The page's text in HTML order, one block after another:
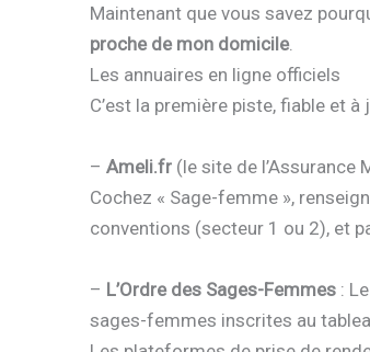
Maintenant que vous savez
proche de mon domicile.
Les annuaires en ligne officiels
C’est la première piste, fiable et à
– Ameli.fr (le site de l’Assurance
Cochez « Sage-femme »,
conventions (secteur 1 ou 2), et
– L’Ordre des Sages-Femmes :
sages-femmes inscrites au